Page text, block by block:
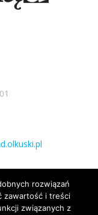
rozwiązań
zawartość i treści
związanych z